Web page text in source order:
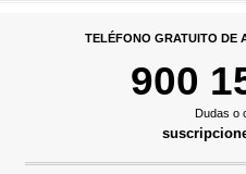
TELÉFONO GRATUITO DE
900
Dudas o